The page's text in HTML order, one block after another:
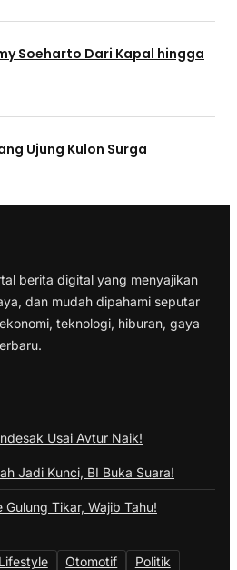
Soeharto Dari Kapal hingga
Ujung Kulon Surga
berita digital yang menyajikan
dan mudah dipahami seputar
teknologi, hiburan, gaya
Usai Avtur Naik!
Jadi Kunci, BI Buka Suara!
Tikar, Wajib Tahu!
Lifestyle Otomotif Politik